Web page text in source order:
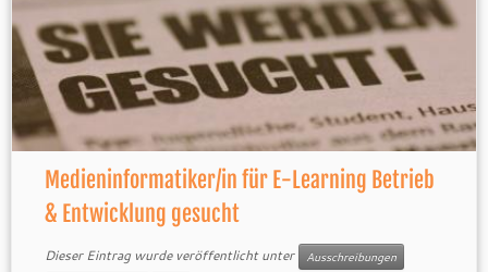
Medieninformatiker/in für E-Learning Betrieb
& Entwicklung gesucht
Dieser Eintrag wurde veröffentlicht unter
Ausschreibungen